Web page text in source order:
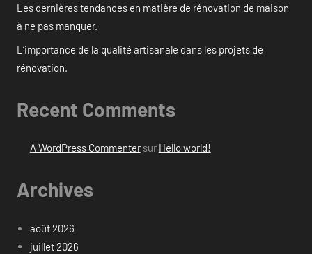
Les dernières tendances en matière de rénovation de maison
à ne pas manquer.
L’importance de la qualité artisanale dans les projets de
rénovation.
Recent Comments
A WordPress Commentersur Hello world!
Archives
août 2026
juillet 2026